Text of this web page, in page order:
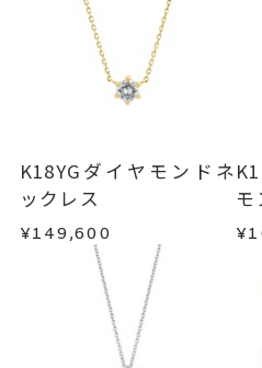
K18YGダイヤモンドネ
ックレス
¥149,600
ッ